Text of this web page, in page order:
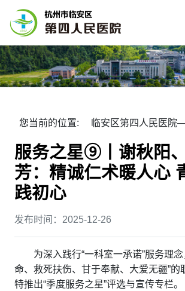
您当前的位置: 临安区第四人民医院
服务之星⑨丨谢秋阳
芳：精诚仁术暖人心
践初心
发布时间：2025-12-26
为深入践行“一科室一承诺”服务理
命、救死扶伤、甘于奉献、大爱无疆”的
特推出“季度服务之星”评选与宣传专栏。